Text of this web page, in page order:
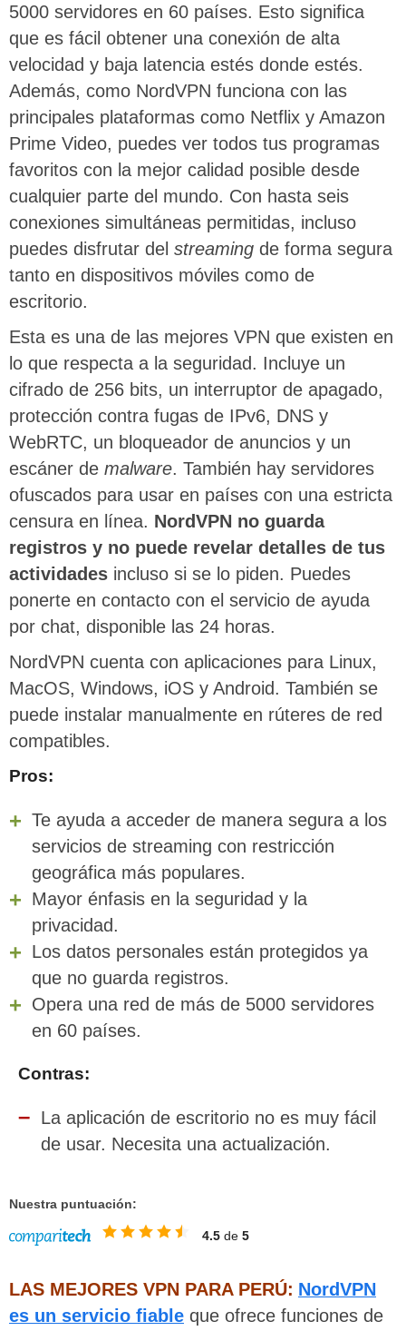
5000 servidores en 60 países. Esto significa
que es fácil obtener una conexión de alta
velocidad y baja latencia estés donde estés.
Además, como NordVPN funciona con las
principales plataformas como Netflix y Amazon
Prime Video, puedes ver todos tus programas
favoritos con la mejor calidad posible desde
cualquier parte del mundo. Con hasta seis
conexiones simultáneas permitidas, incluso
puedes disfrutar del streaming de forma segura
tanto en dispositivos móviles como de
escritorio.
Esta es una de las mejores VPN que existen en
lo que respecta a la seguridad. Incluye un
cifrado de 256 bits, un interruptor de apagado,
protección contra fugas de IPv6, DNS y
WebRTC, un bloqueador de anuncios y un
escáner de malware. También hay servidores
ofuscados para usar en países con una estricta
censura en línea. NordVPN no guarda
registros y no puede revelar detalles de tus
actividades incluso si se lo piden. Puedes
ponerte en contacto con el servicio de ayuda
por chat, disponible las 24 horas.
NordVPN cuenta con aplicaciones para Linux,
MacOS, Windows, iOS y Android. También se
puede instalar manualmente en rúteres de red
compatibles.
Pros:
Te ayuda a acceder de manera segura a los
servicios de streaming con restricción
geográfica más populares.
Mayor énfasis en la seguridad y la
privacidad.
Los datos personales están protegidos ya
que no guarda registros.
Opera una red de más de 5000 servidores
en 60 países.
Contras:
La aplicación de escritorio no es muy fácil
de usar. Necesita una actualización.
Nuestra puntuación:
4.5 de 5
LAS MEJORES VPN PARA PERÚ: NordVPN
es un servicio fiable que ofrece funciones de